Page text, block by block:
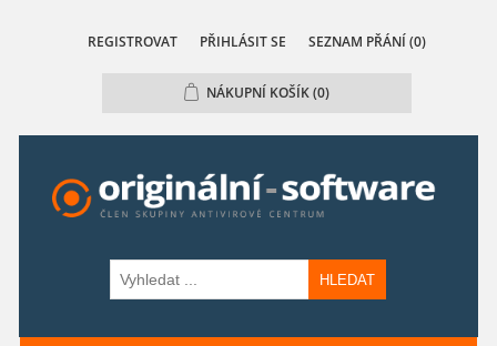
REGISTROVAT PŘIHLÁSIT SE SEZNAM PŘÁNÍ (0)
NÁKUPNÍ KOŠÍK(0)
HLEDAT